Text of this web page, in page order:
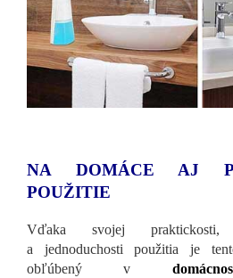
NA DOMÁCE AJ
POUŽITIE
Vďaka svojej praktickosti,
a jednoduchosti použitia je
obľúbený v